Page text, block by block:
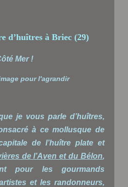
Mer !
pour l'agrandir
je vous parle d’huîtres,
à ce mollusque de
de l’huître plate et
de l’Aven et du Bélon,
pour les gourmands
et les randonneurs,